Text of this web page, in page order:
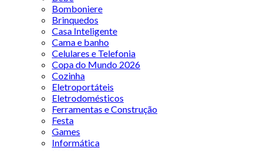
Bomboniere
Brinquedos
Casa Inteligente
Cama e banho
Celulares e Telefonia
Copa do Mundo 2026
Cozinha
Eletroportáteis
Eletrodomésticos
Ferramentas e Construção
Festa
Games
Informática